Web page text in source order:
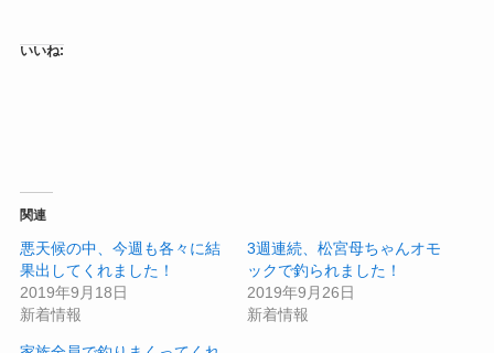
いいね:
関連
悪天候の中、今週も各々に結
果出してくれました！
2019年9月18日
新着情報
3週連続、松宮母ちゃんオモ
ックで釣られました！
2019年9月26日
新着情報